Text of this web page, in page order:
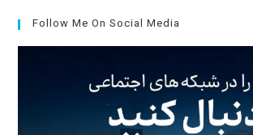
Follow Me On Social Media